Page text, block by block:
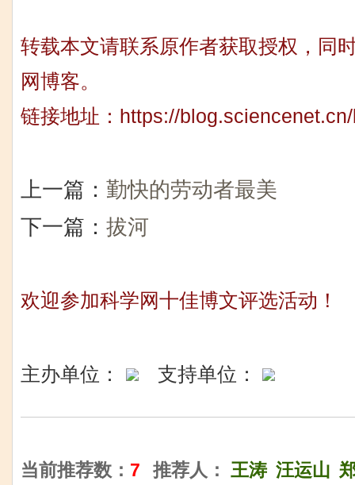
转载本文请联系原作者获取授权，同
网博客。
链接地址： https://
上一篇： 勤快的劳动者最美
下一篇： 拔河
欢迎参加科学网十佳博文评选活动！
主办单位： 支持单位：
当前推荐数： 7 推荐人： 王涛 汪运山